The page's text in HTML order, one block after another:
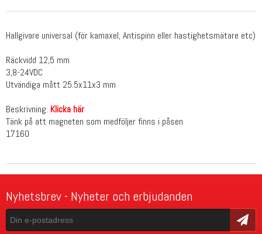
Hallgivare universal (för kamaxel, Antispinn eller hastighetsmätare etc)
Räckvidd 12,5 mm
3,8-24VDC
Utvändiga mått 25.5x11x3 mm
Beskrivning: Klicka här
Tänk på att magneten som medföljer finns i påsen
17160
Nyhetsbrev - Nyheter och erbjudanden
Skicka